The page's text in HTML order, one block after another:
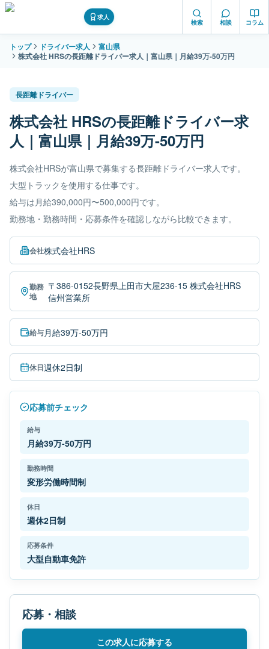
求人
検索 相談 コラム
トップ ドライバー求人
富山県
株式会社 HRSの長距離ドライバー求人｜富山県｜月給39万-50万円
長距離ドライバー
株式会社 HRSの長距離ドライバー求
人｜富山県｜月給39万-50万円
株式会社HRSが富山県で募集する長距離ドライバー求人です。
大型トラックを使用する仕事です。
給与は月給390,000円〜500,000円です。
勤務地・勤務時間・応募条件を確認しながら比較できます。
会社株式会社HRS
勤務
地
〒386-0152長野県上田市大屋236-15 株式会社HRS
信州営業所
給与月給39万-50万円
休日週休2日制
応募前チェック
給与
月給39万-50万円
勤務時間
変形労働時間制
休日
週休2日制
応募条件
大型自動車免許
応募・相談
この求人に応募する